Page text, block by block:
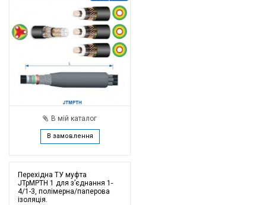
В мій каталог
В замовлення
Перехідна ТУ муфта
JTpMPTH 1 для з’єднання 1-
4/1-3, полімерна/паперова
ізоляція.